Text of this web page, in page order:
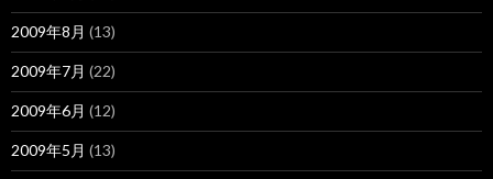
2009年8月 (13)
2009年7月 (22)
2009年6月 (12)
2009年5月 (13)